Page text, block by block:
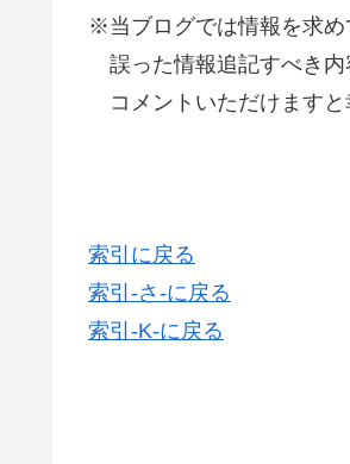
※当ブログでは情報を求め
誤った情報追記すべき内
コメントいただけますと
索引に戻る
索引-さ-に戻る
索引-K-に戻る